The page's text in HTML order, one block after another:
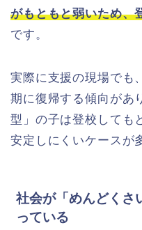
がもともと弱いため、
です。
実際に支援の現場でも
期に復帰する傾向があ
型」の子は登校しても
安定しにくいケースが
社会が「めんどくさ
っている